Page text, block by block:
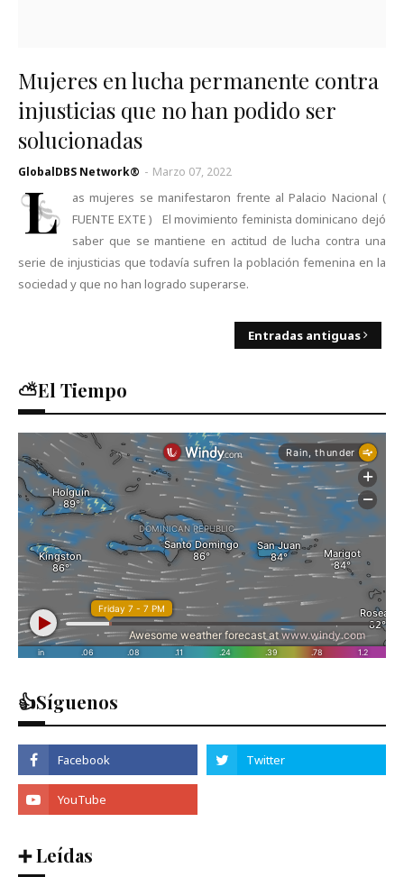
Mujeres en lucha permanente contra
injusticias que no han podido ser
solucionadas
GlobalDBS Network® - Marzo 07, 2022
L
as mujeres se manifestaron frente al Palacio Nacional (
FUENTE EXTE ) El movimiento feminista dominicano dejó
saber que se mantiene en actitud de lucha contra una
serie de injusticias que todavía sufren la población femenina en la
sociedad y que no han logrado superarse.
Entradas antiguas
⛅El Tiempo
👍Síguenos
➕ Leídas